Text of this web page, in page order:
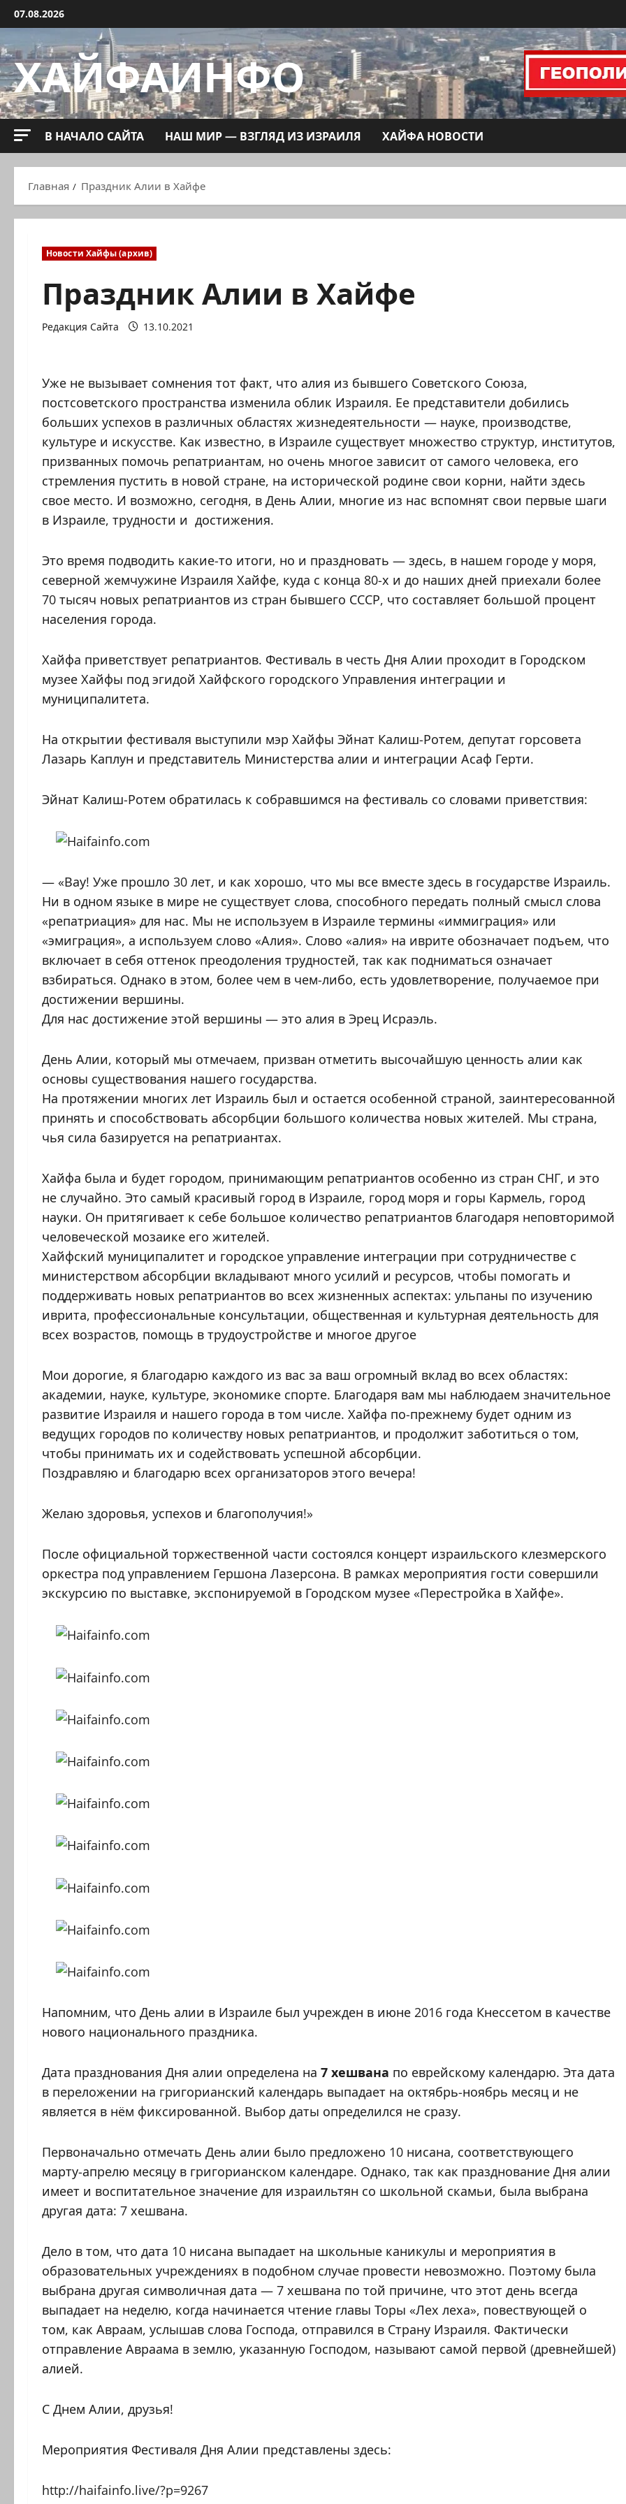
Перейти
к
содержимому
07.08.2026
ХАЙФАИНФО
В НАЧАЛО САЙТА НАШ МИР — ВЗГЛЯД ИЗ ИЗРАИЛЯ ХАЙФА НОВОСТИ
Главная Праздник Алии в Хайфе
Новости Хайфы (архив)
Праздник Алии в Хайфе
Редакция Сайта 13.10.2021
Уже не вызывает сомнения тот факт, что алия из бывшего Советского Союза,
постсоветского пространства изменила облик Израиля. Ее представители добились
больших успехов в различных областях жизнедеятельности — науке, производстве,
культуре и искусстве. Как известно, в Израиле существует множество структур, институтов,
призванных помочь репатриантам, но очень многое зависит от самого человека, его
стремления пустить в новой стране, на исторической родине свои корни, найти здесь
свое место. И возможно, сегодня, в День Алии, многие из нас вспомнят свои первые шаги
в Израиле, трудности и достижения.
Это время подводить какие-то итоги, но и праздновать — здесь, в нашем городе у моря,
северной жемчужине Израиля Хайфе, куда с конца 80-х и до наших дней приехали более
70 тысяч новых репатриантов из стран бывшего СССР, что составляет большой процент
населения города.
Хайфа приветствует репатриантов. Фестиваль в честь Дня Алии проходит в Городском
музее Хайфы под эгидой Хайфского городского Управления интеграции и
муниципалитета.
На открытии фестиваля выступили мэр Хайфы Эйнат Калиш-Ротем, депутат горсовета
Лазарь Каплун и представитель Министерства алии и интеграции Асаф Герти.
Эйнат Калиш-Ротем обратилась к собравшимся на фестиваль со словами приветствия:
— «Вау! Уже прошло 30 лет, и как хорошо, что мы все вместе здесь в государстве Израиль.
Ни в одном языке в мире не существует слова, способного передать полный смысл слова
«репатриация» для нас. Мы не используем в Израиле термины «иммиграция» или
«эмиграция», а используем слово «Алия». Слово «алия» на иврите обозначает подъем, что
включает в себя оттенок преодоления трудностей, так как подниматься означает
взбираться. Однако в этом, более чем в чем-либо, есть удовлетворение, получаемое при
достижении вершины.
Для нас достижение этой вершины — это алия в Эрец Исраэль.
День Алии, который мы отмечаем, призван отметить высочайшую ценность алии как
основы существования нашего государства.
На протяжении многих лет Израиль был и остается особенной страной, заинтересованной
принять и способствовать абсорбции большого количества новых жителей. Мы страна,
чья сила базируется на репатриантах.
Хайфа была и будет городом, принимающим репатриантов особенно из стран СНГ, и это
не случайно. Это самый красивый город в Израиле, город моря и горы Кармель, город
науки. Он притягивает к себе большое количество репатриантов благодаря неповторимой
человеческой мозаике его жителей.
Хайфский муниципалитет и городское управление интеграции при сотрудничестве с
министерством абсорбции вкладывают много усилий и ресурсов, чтобы помогать и
поддерживать новых репатриантов во всех жизненных аспектах: ульпаны по изучению
иврита, профессиональные консультации, общественная и культурная деятельность для
всех возрастов, помощь в трудоустройстве и многое другое
Мои дорогие, я благодарю каждого из вас за ваш огромный вклад во всех областях:
академии, науке, культуре, экономике спорте. Благодаря вам мы наблюдаем значительное
развитие Израиля и нашего города в том числе. Хайфа по-прежнему будет одним из
ведущих городов по количеству новых репатриантов, и продолжит заботиться о том,
чтобы принимать их и содействовать успешной абсорбции.
Поздравляю и благодарю всех организаторов этого вечера!
Желаю здоровья, успехов и благополучия!»
После официальной торжественной части состоялся концерт израильского клезмерского
оркестра под управлением Гершона Лазерсона. В рамках мероприятия гости совершили
экскурсию по выставке, экспонируемой в Городском музее «Перестройка в Хайфе».
Напомним, что День алии в Израиле был учрежден в июне 2016 года Кнессетом в качестве
нового национального праздника.
Дата празднования Дня алии определена на 7 хешвана по еврейскому календарю. Эта дата
в переложении на григорианский календарь выпадает на октябрь-ноябрь месяц и не
является в нём фиксированной. Выбор даты определился не сразу.
Первоначально отмечать День алии было предложено 10 нисана, соответствующего
марту-апрелю месяцу в григорианском календаре. Однако, так как празднование Дня алии
имеет и воспитательное значение для израильтян со школьной скамьи, была выбрана
другая дата: 7 хешвана.
Дело в том, что дата 10 нисана выпадает на школьные каникулы и мероприятия в
образовательных учреждениях в подобном случае провести невозможно. Поэтому была
выбрана другая символичная дата — 7 хешвана по той причине, что этот день всегда
выпадает на неделю, когда начинается чтение главы Торы «Лех леха», повествующей о
том, как Авраам, услышав слова Господа, отправился в Страну Израиля. Фактически
отправление Авраама в землю, указанную Господом, называют самой первой (древнейшей)
алией.
С Днем Алии, друзья!
Мероприятия Фестиваля Дня Алии представлены здесь:
http://haifainfo.live/?p=9267